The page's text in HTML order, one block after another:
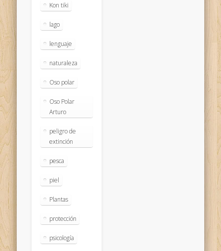
Kon tiki
lago
lenguaje
naturaleza
Oso polar
Oso Polar
Arturo
peligro de
extinción
pesca
piel
Plantas
protección
psicología